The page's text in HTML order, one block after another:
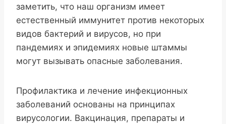
заметить, что наш организм имеет
естественный иммунитет против некоторых
видов бактерий и вирусов, но при
пандемиях и эпидемиях новые штаммы
могут вызывать опасные заболевания.
Профилактика и лечение инфекционных
заболеваний основаны на принципах
вирусологии. Вакцинация, препараты и